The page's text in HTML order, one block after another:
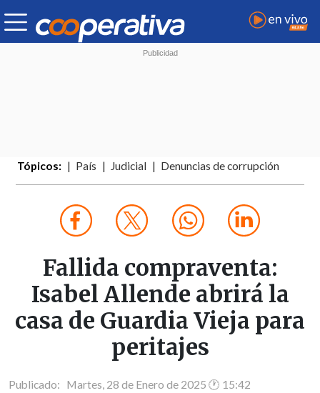
Tópicos: País Judicial Denuncias de corrupción
Fallida compraventa:
Isabel Allende abrirá la
casa de Guardia Vieja para
peritajes
Publicado: Martes, 28 de Enero de 2025 🕐 15:42